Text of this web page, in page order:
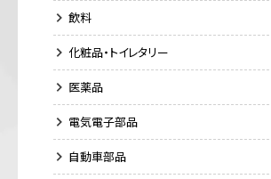
飲料
化粧品・トイレタリー
医薬品
電気電子部品
自動車部品